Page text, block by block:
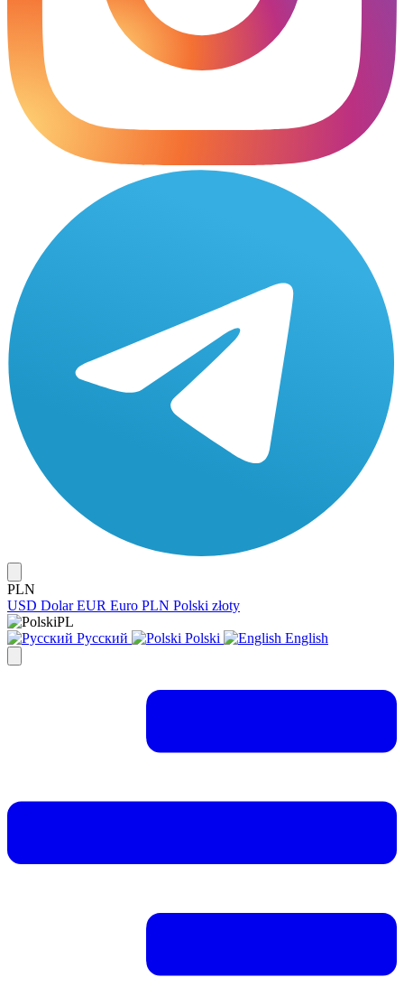
PLN
USD Dolar EUR Euro PLN Polski złoty
PL
Русский
Polski English